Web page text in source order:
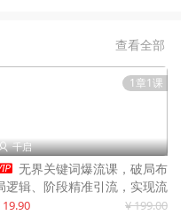
查看全部
1章1课
千启
无界关键词爆流课，破局布
逻辑、阶段精准引流，实现流
翻倍，店铺业绩增长50%+
19.90 ¥ 199.00